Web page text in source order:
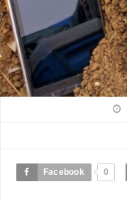
Facebook 0